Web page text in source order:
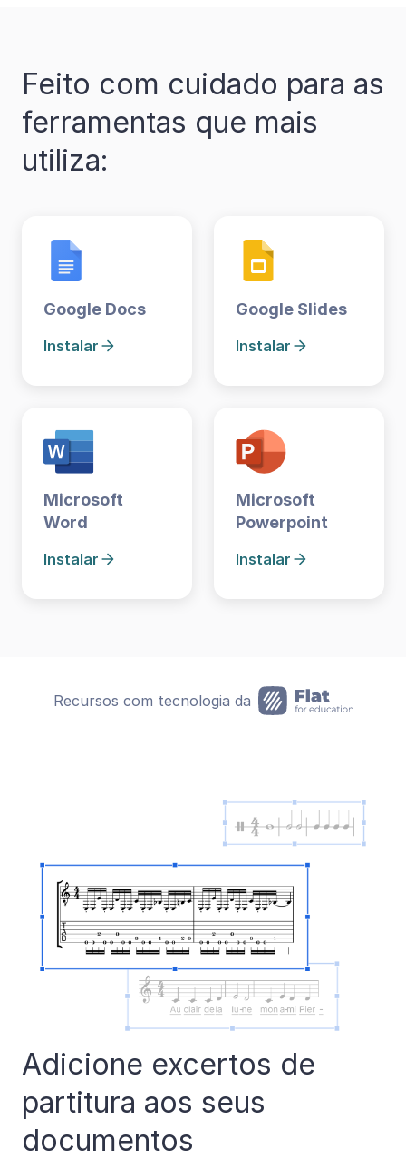
Feito com cuidado para as
ferramentas que mais
utiliza:
Google Docs
Instalar
Google Slides
Instalar
Microsoft
Word
Instalar
Microsoft
Powerpoint
Instalar
Recursos com tecnologia da
Adicione excertos de
partitura aos seus
documentos